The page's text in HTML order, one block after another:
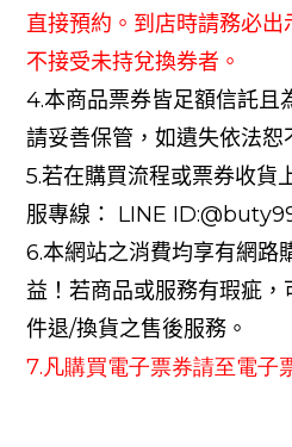
直接預約。到店時請務必出
不接受未持兌換券者。
4.本商品票券皆足額信託且
請妥善保管，如遺失依法恕
5.若在購買流程或票券收貨
服專線： LINE ID:@
6.本網站之消費均享有網路
益！若商品或服務有瑕疵，
件退/換貨之售後服務。
7.凡購買電子票券請至電子